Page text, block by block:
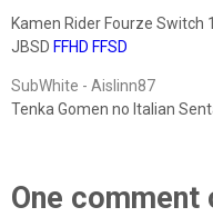
Kamen Rider Fourze Switch
JBSD FFHD FFSD
SubWhite - Aislinn87
Tenka Gomen no Italian
One comment